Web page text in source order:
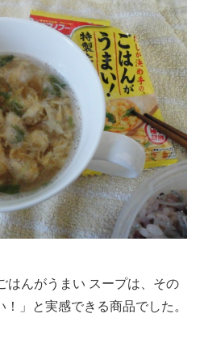
はんがうまい スープは、その
」と実感できる商品でした。